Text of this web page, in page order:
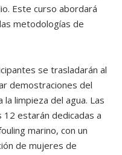
Este curso abordará
metodologías de
se trasladarán al
demostraciones del
limpieza del agua. Las
estarán dedicadas a
marino, con un
de mujeres de